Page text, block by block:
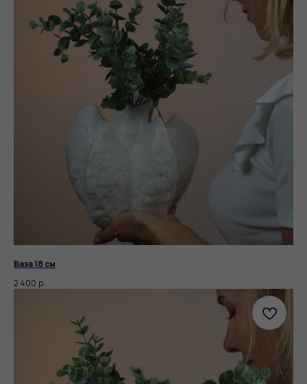
Ваза 18 см
2 400 р.